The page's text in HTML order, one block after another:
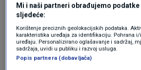
su bili moji. Frančula je tada
Hrvatske. Uvijek je bio miran i
njega na toj je poziciji bio
također Istrijan, no on je bio
Mi i naši partneri obrađujemo
sljedeće:
Korištenje preciznih geolokacijskih podataka.
karakteristika uređaja za identifikaciju. Pohrana
uređaju. Personalizirano oglašavanje i sadržaj,
sadržaja, uvidi u publiku i razvoj usluga.
Popis partnera (dobavljača)